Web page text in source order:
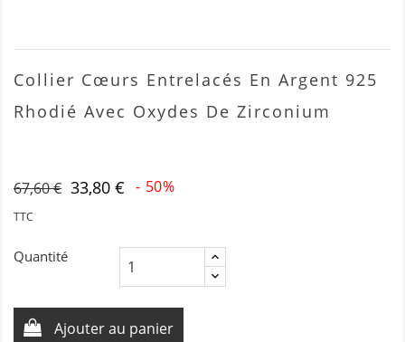
Collier Cœurs Entrelacés En Argent 925
Rhodié Avec Oxydes De Zirconium
33,80 € - 50%
67,60 €
TTC
Quantité
Ajouter au panier